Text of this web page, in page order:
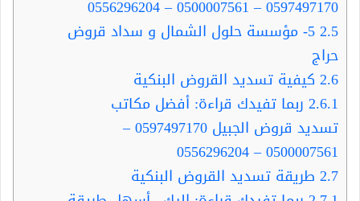
0597497170 – 0500007561 – 0556296204
2.5 5- مؤسسة حلول الشمال و سداد قروض
حراج
2.6 كيفية تسديد القروض البنكية
2.6.1 ربما تفيدك قراءة: أفضل مكاتب
تسديد قروض الجبيل 0597497170 –
0500007561 – 0556296204
2.7 طريقة تسديد القروض البنكية